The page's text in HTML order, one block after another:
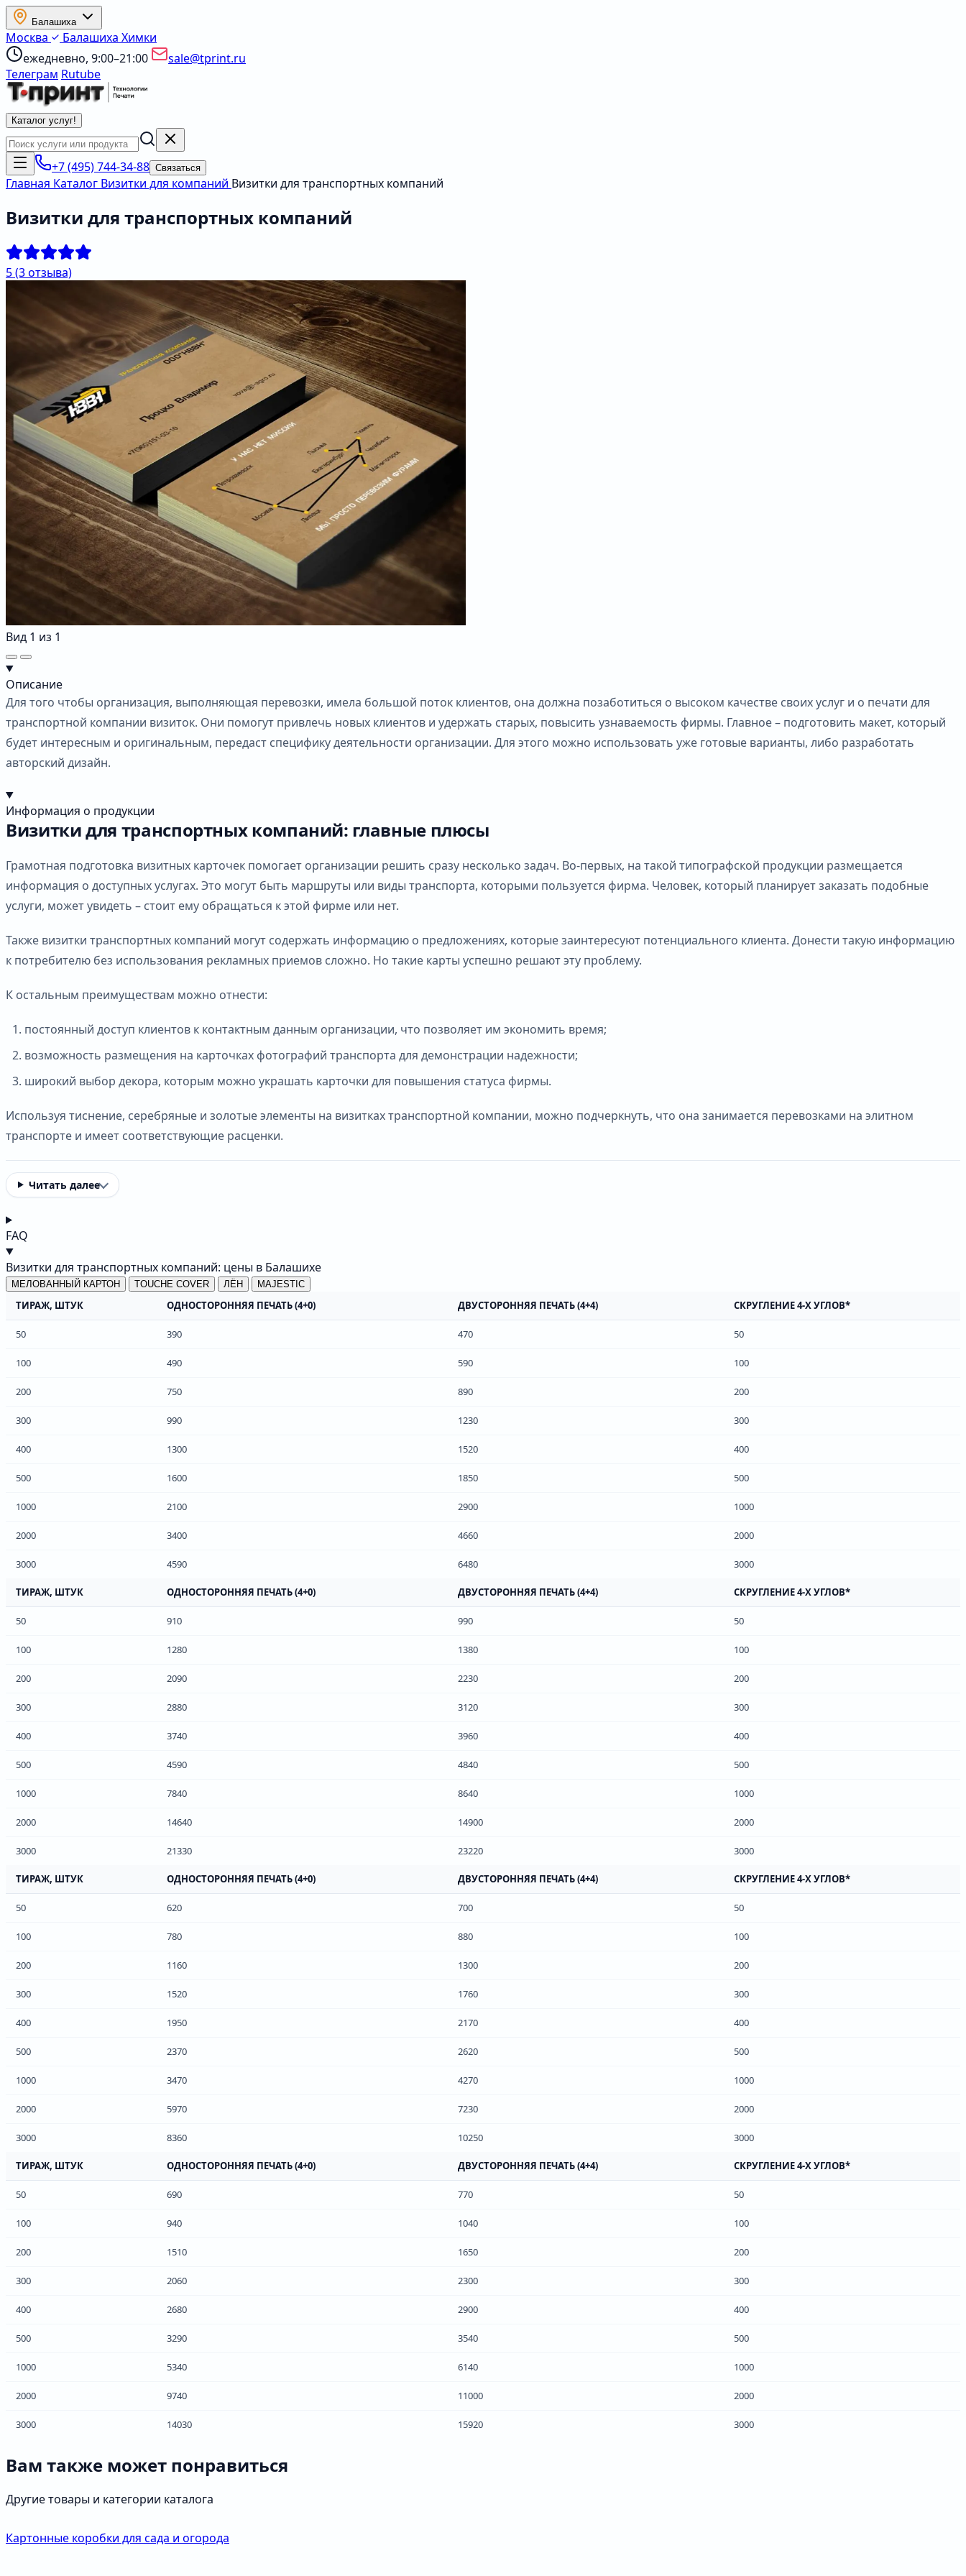
Балашиха
Москва Балашиха Химки
ежедневно, 9:00–21:00
sale@tprint.ru
Телеграм Rutube
Каталог услуг!
+7 (495) 744-34-88 Связаться
Главная Каталог Визитки для компаний Визитки для транспортных компаний
Визитки для транспортных компаний
5(3 отзыва)
Вид 1 из 1
Описание
Для того чтобы организация, выполняющая перевозки, имела большой поток клиентов, она должна позаботиться о высоком качестве своих услуг и о печати для
транспортной компании визиток. Они помогут привлечь новых клиентов и удержать старых, повысить узнаваемость фирмы. Главное – подготовить макет, который
будет интересным и оригинальным, передаст специфику деятельности организации. Для этого можно использовать уже готовые варианты, либо разработать
авторский дизайн.
Информация о продукции
Визитки для транспортных компаний: главные плюсы
Грамотная подготовка визитных карточек помогает организации решить сразу несколько задач. Во-первых, на такой типографской продукции размещается
информация о доступных услугах. Это могут быть маршруты или виды транспорта, которыми пользуется фирма. Человек, который планирует заказать подобные
услуги, может увидеть – стоит ему обращаться к этой фирме или нет.
Также визитки транспортных компаний могут содержать информацию о предложениях, которые заинтересуют потенциального клиента. Донести такую информацию
к потребителю без использования рекламных приемов сложно. Но такие карты успешно решают эту проблему.
К остальным преимуществам можно отнести:
постоянный доступ клиентов к контактным данным организации, что позволяет им экономить время;
возможность размещения на карточках фотографий транспорта для демонстрации надежности;
широкий выбор декора, которым можно украшать карточки для повышения статуса фирмы.
Используя тиснение, серебряные и золотые элементы на визитках транспортной компании, можно подчеркнуть, что она занимается перевозками на элитном
транспорте и имеет соответствующие расценки.
Читать далее
FAQ
Визитки для транспортных компаний: цены в Балашихе
МЕЛОВАННЫЙ КАРТОН TOUCHE COVER ЛЁН MAJESTIC
ТИРАЖ, ШТУК ОДНОСТОРОННЯЯ ПЕЧАТЬ (4+0) ДВУСТОРОННЯЯ ПЕЧАТЬ (4+4) СКРУГЛЕНИЕ 4-Х УГЛОВ*
50 390 470 50
100 490 590 100
200 750 890 200
300 990 1230 300
400 1300 1520 400
500 1600 1850 500
1000 2100 2900 1000
2000 3400 4660 2000
3000 4590 6480 3000
ТИРАЖ, ШТУК ОДНОСТОРОННЯЯ ПЕЧАТЬ (4+0) ДВУСТОРОННЯЯ ПЕЧАТЬ (4+4) СКРУГЛЕНИЕ 4-Х УГЛОВ*
50 910 990 50
100 1280 1380 100
200 2090 2230 200
300 2880 3120 300
400 3740 3960 400
500 4590 4840 500
1000 7840 8640 1000
2000 14640 14900 2000
3000 21330 23220 3000
ТИРАЖ, ШТУК ОДНОСТОРОННЯЯ ПЕЧАТЬ (4+0) ДВУСТОРОННЯЯ ПЕЧАТЬ (4+4) СКРУГЛЕНИЕ 4-Х УГЛОВ*
50 620 700 50
100 780 880 100
200 1160 1300 200
300 1520 1760 300
400 1950 2170 400
500 2370 2620 500
1000 3470 4270 1000
2000 5970 7230 2000
3000 8360 10250 3000
ТИРАЖ, ШТУК ОДНОСТОРОННЯЯ ПЕЧАТЬ (4+0) ДВУСТОРОННЯЯ ПЕЧАТЬ (4+4) СКРУГЛЕНИЕ 4-Х УГЛОВ*
50 690 770 50
100 940 1040 100
200 1510 1650 200
300 2060 2300 300
400 2680 2900 400
500 3290 3540 500
1000 5340 6140 1000
2000 9740 11000 2000
3000 14030 15920 3000
Вам также может понравиться
Другие товары и категории каталога
Картонные коробки для сада и огорода